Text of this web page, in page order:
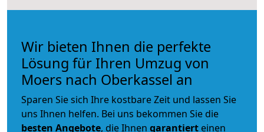
Wir bieten Ihnen die perfekte
Lösung für Ihren Umzug von
Moers nach Oberkassel an
Sparen Sie sich Ihre kostbare Zeit und lassen Sie
uns Ihnen helfen. Bei uns bekommen Sie die
besten Angebote, die Ihnen garantiert einen